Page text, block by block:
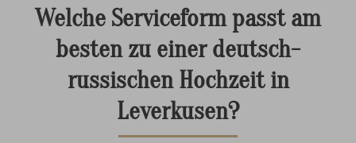
Welche Serviceform passt am
besten zu einer deutsch-
russischen Hochzeit in
Leverkusen?